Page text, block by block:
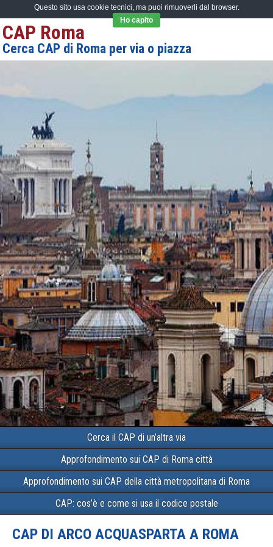
CAP Roma
Cerca CAP di Roma per via o piazza
Cerca il CAP di un’altra via
Approfondimento sui CAP di Roma città
Approfondimento sui CAP della città metropolitana di Roma
CAP: cos’è e come si usa il codice postale
CAP DI ARCO ACQUASPARTA A ROMA
Questo sito usa cookie tecnici, ma puoi rimuoverli dal browser.
Ho capito